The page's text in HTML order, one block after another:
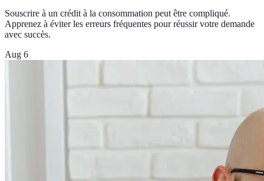
Souscrire à un crédit à la consommation peut être compliqué.
Apprenez à éviter les erreurs fréquentes pour réussir votre demande
avec succès.
Aug 6